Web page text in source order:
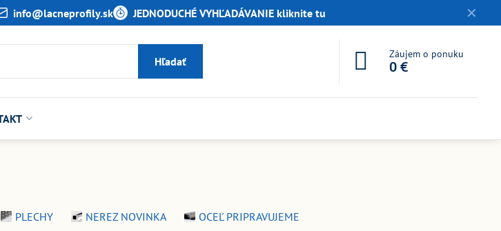
✕
info​@lacneprofily​.sk JEDNODUCHÉ VYHĽADÁVANIE kliknite tu
Hľadať
Záujem o ponuku
0 €
PLECHY NEREZ NOVINKA
OCEĽ PRIPRAVUJEME